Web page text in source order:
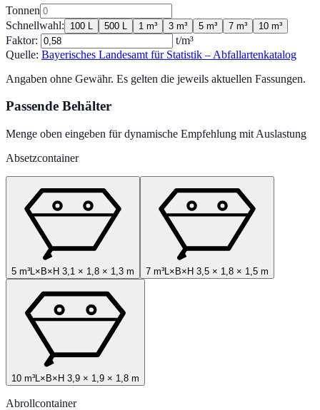
Tonnen
Schnellwahl:
100 L 500 L 1 m³ 3 m³ 5 m³ 7 m³ 10 m³
Faktor:
t/m³
Quelle: Bayerisches Landesamt für Statistik – Abfallartenkatalog
Angaben ohne Gewähr. Es gelten die jeweils aktuellen Fassungen.
Passende Behälter
Menge oben eingeben für dynamische Empfehlung mit Auslastung
Absetzcontainer
5 m³L×B×H 3,1 × 1,8 × 1,3 m 7 m³L×B×H 3,5 × 1,8 × 1,5 m
10 m³L×B×H 3,9 × 1,9 × 1,8 m
Abrollcontainer